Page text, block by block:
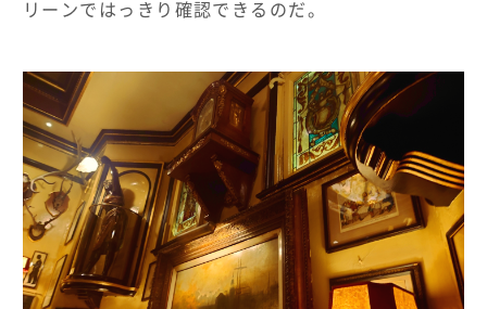
リーンではっきり確認できるのだ。